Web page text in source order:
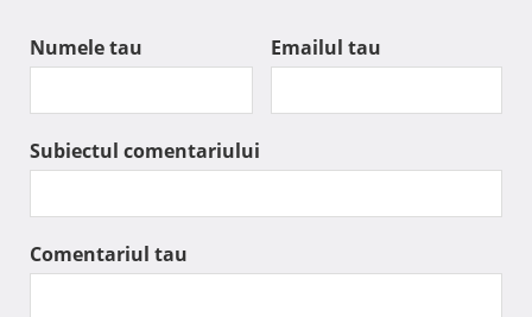
Numele tau Emailul tau
Subiectul comentariului
Comentariul tau